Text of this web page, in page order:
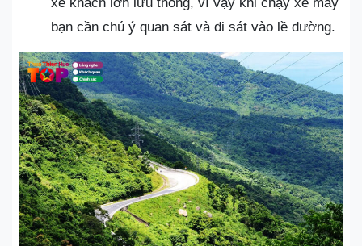
bạn cần chú ý quan sát và đi sát vào lề đường.